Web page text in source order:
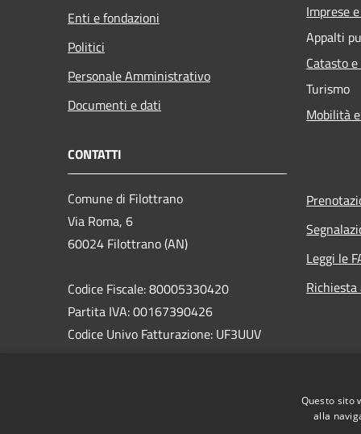
Enti e fondazioni
Politici
Personale Amministrativo
Documenti e dati
Imprese
Appalti
Catasto
Turismo
Mobilità
CONTATTI
Comune di Filottrano
Via Roma, 6
60024 Filottrano (AN)
Codice Fiscale: 80005330420
Partita IVA: 00167390426
Codice Univo Fatturazione: UF3UUV
Leggi le
Questo sito
alla